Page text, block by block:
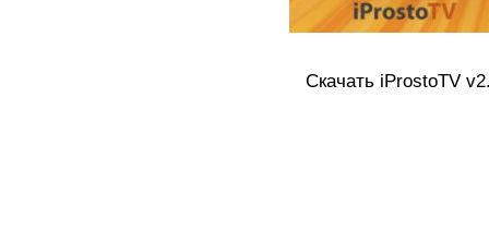
Скачать iProstoTV